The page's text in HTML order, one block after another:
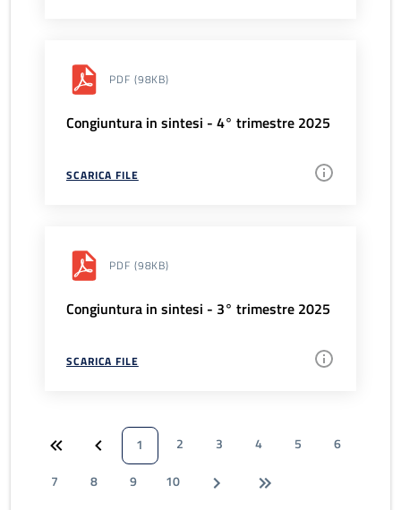
PDF (98KB)
Congiuntura in sintesi - 4° trimestre 2025
SCARICA FILE
PDF (98KB)
Congiuntura in sintesi - 3° trimestre 2025
SCARICA FILE
1 2 3 4 5
6
7
8 9 10